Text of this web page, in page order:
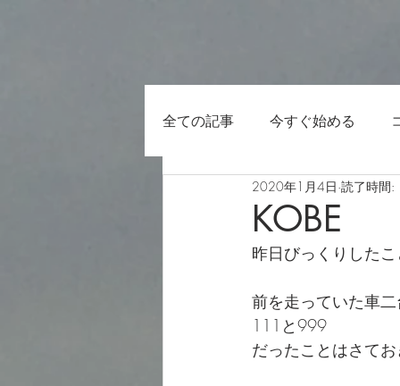
全ての記事 今すぐ始める
KOBE
2020年1月4日 読了時間:
昨日びっくりした
前を走っていた車
111と999
だったことはさて